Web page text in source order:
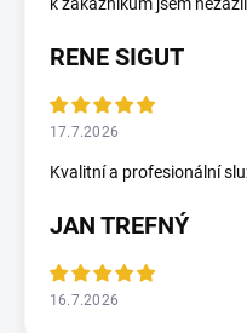
RENE SIGUT
17.7.2026
Kvalitní a profesionální
JAN TREFNÝ
16.7.2026